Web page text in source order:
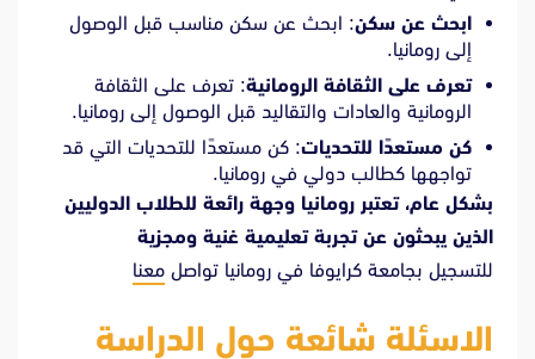
ابحث عن سكن: ابحث عن سكن مناسب قبل الوصول
إلى رومانيا.
تعرف على الثقافة الرومانية: تعرف على الثقافة
الرومانية والعادات والتقاليد قبل الوصول إلى رومانيا.
كن مستعدًا للتحديات: كن مستعدًا للتحديات التي قد
تواجهها كطالب دولي في رومانيا.
بشكل عام، تعتبر رومانيا وجهة رائعة للطلاب الدوليين
الذين يبحثون عن تجربة تعليمية غنية ومجزية
للتسجيل بجامعة كرايوفا في رومانيا تواصل معنا
الاسئلة شائعة حول الدراسة